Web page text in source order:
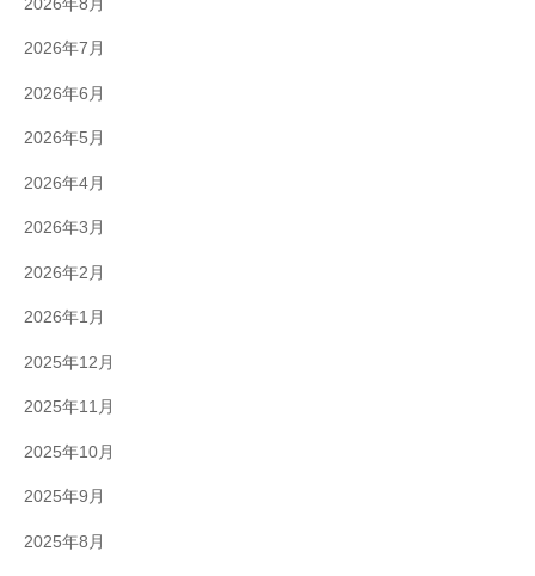
2026年8月
2026年7月
2026年6月
2026年5月
2026年4月
2026年3月
2026年2月
2026年1月
2025年12月
2025年11月
2025年10月
2025年9月
2025年8月